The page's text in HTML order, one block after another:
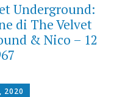
Underground:
di The Velvet
& Nico – 12
2020